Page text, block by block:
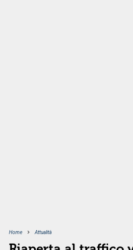
Home Attualità